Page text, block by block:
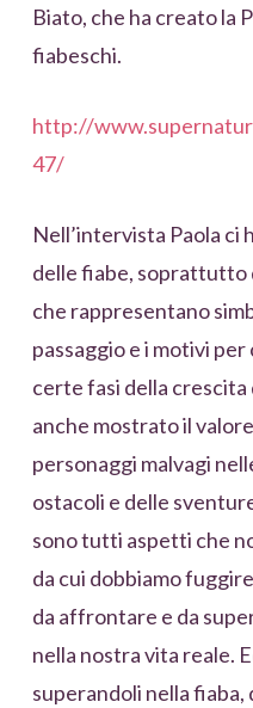
Biato, che ha creato la
fiabeschi.
http://
47/
Nell’intervista Paola ci
delle fiabe, soprattutto
che rappresentano
passaggio e i motivi
certe fasi della crescita
anche mostrato il
personaggi malvagi
ostacoli e delle
sono tutti aspetti che
da cui dobbiamo
da affrontare e da
nella nostra vita reale.
superandoli nella fiaba,